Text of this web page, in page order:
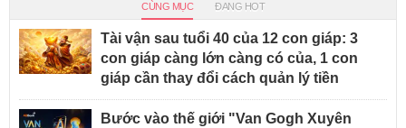
CÙNG MỤC ĐANG HOT
Tài vận sau tuổi 40 của 12 con giáp: 3
con giáp càng lớn càng có của, 1 con
giáp cần thay đổi cách quản lý tiền
Bước vào thế giới "Van Gogh Xuyên